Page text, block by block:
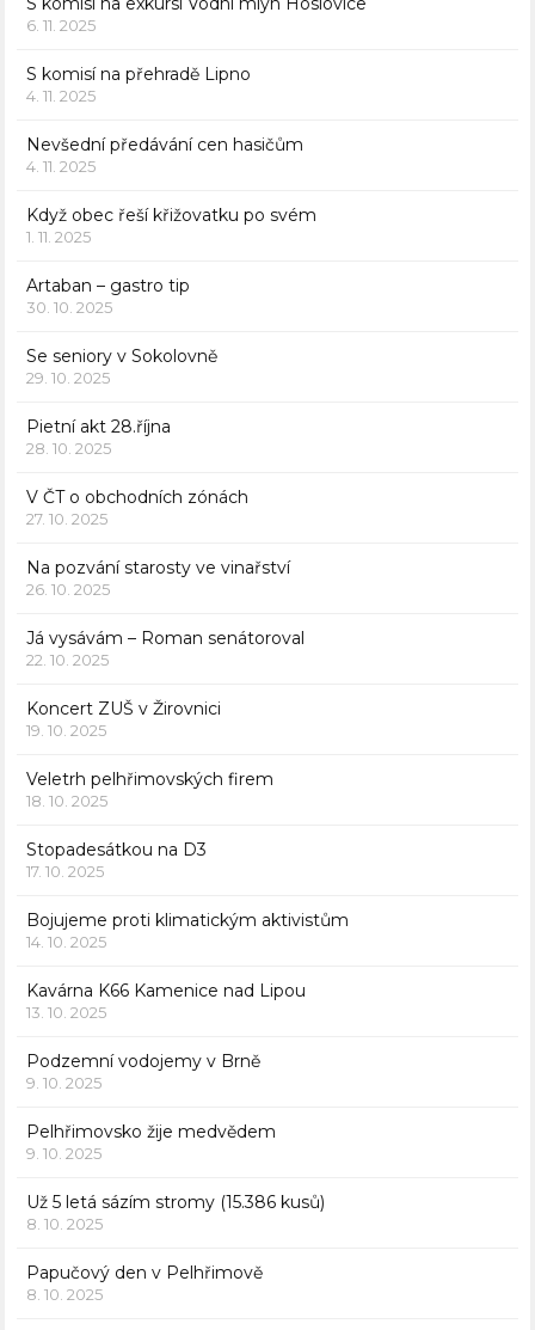
6. 11. 2025
S komisí na přehradě Lipno
4. 11. 2025
Nevšední předávání cen hasičům
4. 11. 2025
Když obec řeší křižovatku po svém
1. 11. 2025
Artaban – gastro tip
30. 10. 2025
Se seniory v Sokolovně
29. 10. 2025
Pietní akt 28.října
28. 10. 2025
V ČT o obchodních zónách
27. 10. 2025
Na pozvání starosty ve vinařství
26. 10. 2025
Já vysávám – Roman senátoroval
22. 10. 2025
Koncert ZUŠ v Žirovnici
19. 10. 2025
Veletrh pelhřimovských firem
18. 10. 2025
Stopadesátkou na D3
17. 10. 2025
Bojujeme proti klimatickým aktivistům
14. 10. 2025
Kavárna K66 Kamenice nad Lipou
13. 10. 2025
Podzemní vodojemy v Brně
9. 10. 2025
Pelhřimovsko žije medvědem
9. 10. 2025
Už 5 letá sázím stromy (15.386 kusů)
8. 10. 2025
Papučový den v Pelhřimově
8. 10. 2025